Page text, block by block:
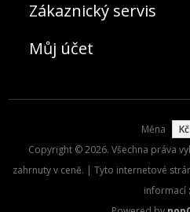
Zákaznický servis
Můj účet
Měna
Copyright © 2026. Všechna práva
zahrnuty v ceně. | Tyto internetové
informací